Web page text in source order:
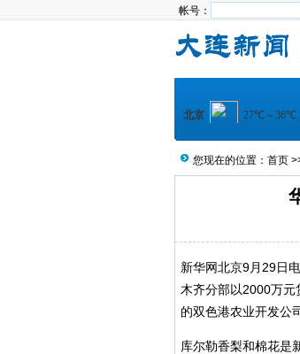
帐号：
您现在的位置： 首页
新华网北京9月29日
木齐分部以2000万
的双色港农业开发公
库尔勒香梨和棉花是